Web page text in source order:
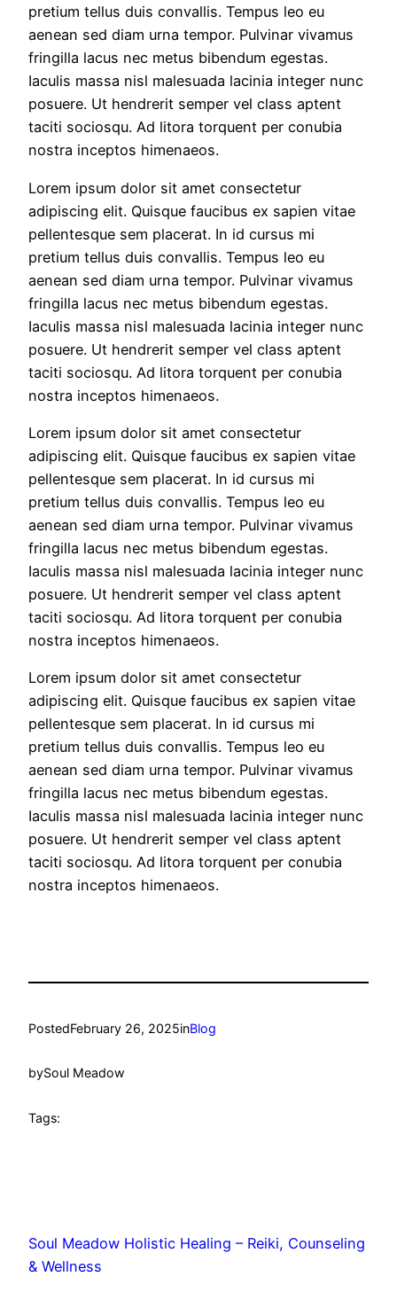
pretium tellus duis convallis. Tempus leo eu
aenean sed diam urna tempor. Pulvinar vivamus
fringilla lacus nec metus bibendum egestas.
Iaculis massa nisl malesuada lacinia integer nunc
posuere. Ut hendrerit semper vel class aptent
taciti sociosqu. Ad litora torquent per conubia
nostra inceptos himenaeos.
Lorem ipsum dolor sit amet consectetur
adipiscing elit. Quisque faucibus ex sapien vitae
pellentesque sem placerat. In id cursus mi
pretium tellus duis convallis. Tempus leo eu
aenean sed diam urna tempor. Pulvinar vivamus
fringilla lacus nec metus bibendum egestas.
Iaculis massa nisl malesuada lacinia integer nunc
posuere. Ut hendrerit semper vel class aptent
taciti sociosqu. Ad litora torquent per conubia
nostra inceptos himenaeos.
Lorem ipsum dolor sit amet consectetur
adipiscing elit. Quisque faucibus ex sapien vitae
pellentesque sem placerat. In id cursus mi
pretium tellus duis convallis. Tempus leo eu
aenean sed diam urna tempor. Pulvinar vivamus
fringilla lacus nec metus bibendum egestas.
Iaculis massa nisl malesuada lacinia integer nunc
posuere. Ut hendrerit semper vel class aptent
taciti sociosqu. Ad litora torquent per conubia
nostra inceptos himenaeos.
Lorem ipsum dolor sit amet consectetur
adipiscing elit. Quisque faucibus ex sapien vitae
pellentesque sem placerat. In id cursus mi
pretium tellus duis convallis. Tempus leo eu
aenean sed diam urna tempor. Pulvinar vivamus
fringilla lacus nec metus bibendum egestas.
Iaculis massa nisl malesuada lacinia integer nunc
posuere. Ut hendrerit semper vel class aptent
taciti sociosqu. Ad litora torquent per conubia
nostra inceptos himenaeos.
PostedFebruary 26, 2025inBlog
bySoul Meadow
Tags:
Soul Meadow Holistic Healing – Reiki, Counseling
& Wellness